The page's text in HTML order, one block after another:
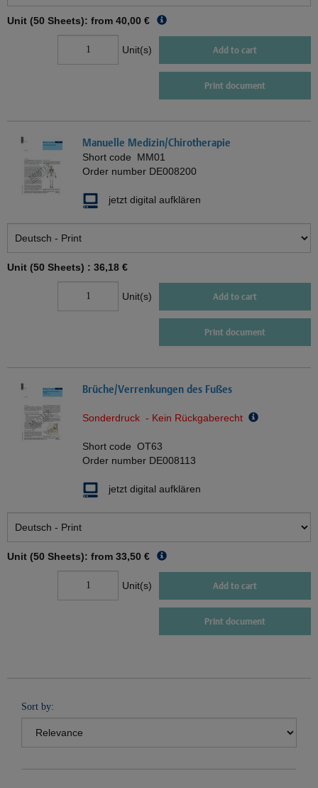
Unit (50 Sheets): from 40,00 €
Unit(s) Add to cart
Print document
Manuelle Medizin/Chirotherapie
Short code MM01
Order number DE008200
jetzt digital aufklären
Unit (50 Sheets) : 36,18 €
Unit(s) Add to cart
Print document
Brüche/Verrenkungen des Fußes
Sonderdruck - Kein Rückgaberecht
Short code OT63
Order number DE008113
jetzt digital aufklären
Unit (50 Sheets): from 33,50 €
Unit(s) Add to cart
Print document
Sort by: